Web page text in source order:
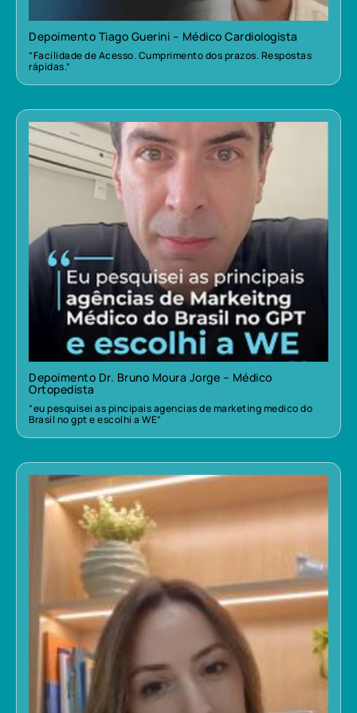
Depoimento Tiago Guerini – Médico Cardiologista
“Facilidade de Acesso. Cumprimento dos prazos. Respostas
rápidas.”
Depoimento Dr. Bruno Moura Jorge – Médico
Ortopedista
“eu pesquisei as pincipais agencias de marketing medico do
Brasil no gpt e escolhi a WE”